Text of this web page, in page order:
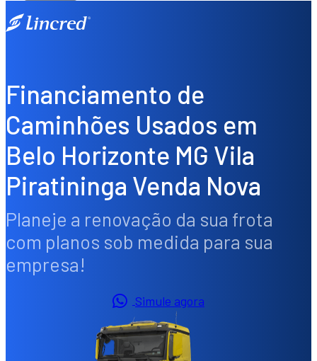
Financiamento de
Caminhões Usados em
Belo Horizonte MG Vila
Piratininga Venda Nova
Planeje a renovação da sua frota
com planos sob medida para sua
empresa!
Simule agora